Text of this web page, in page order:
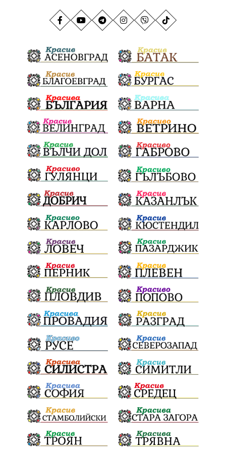
АндрейГюров НационаленРекорд Даулите
Отговорност БългарскиДух ОбщинскиСъвет
Полиграф ДетекторНаЛъжата МВР
ОбезпечителниМерки МестнаВласт Котел
СИК Ружица РайнаКнягиня
ВеселинОрешков Шофьори
НационаленШампион ОрлинОрлиновЕнчев
ВСС СъдебнаРеформа Шантаж
ПолитическиНатиск ЗаплахаЗаАрест
ПартияВеличие ЕкатеринаДафовска Тракия
ПТП Сливен КварталРечица Данъци
ПътнаИнфраструктура Асфалт
БрашноСтоименов ИстинскиХляб
БългарскоКачество Запис
ПолитическоЗадкулисие Микродрон
КомарДрон КитайскаТехнология
ВоенниТехнологии Наркотици